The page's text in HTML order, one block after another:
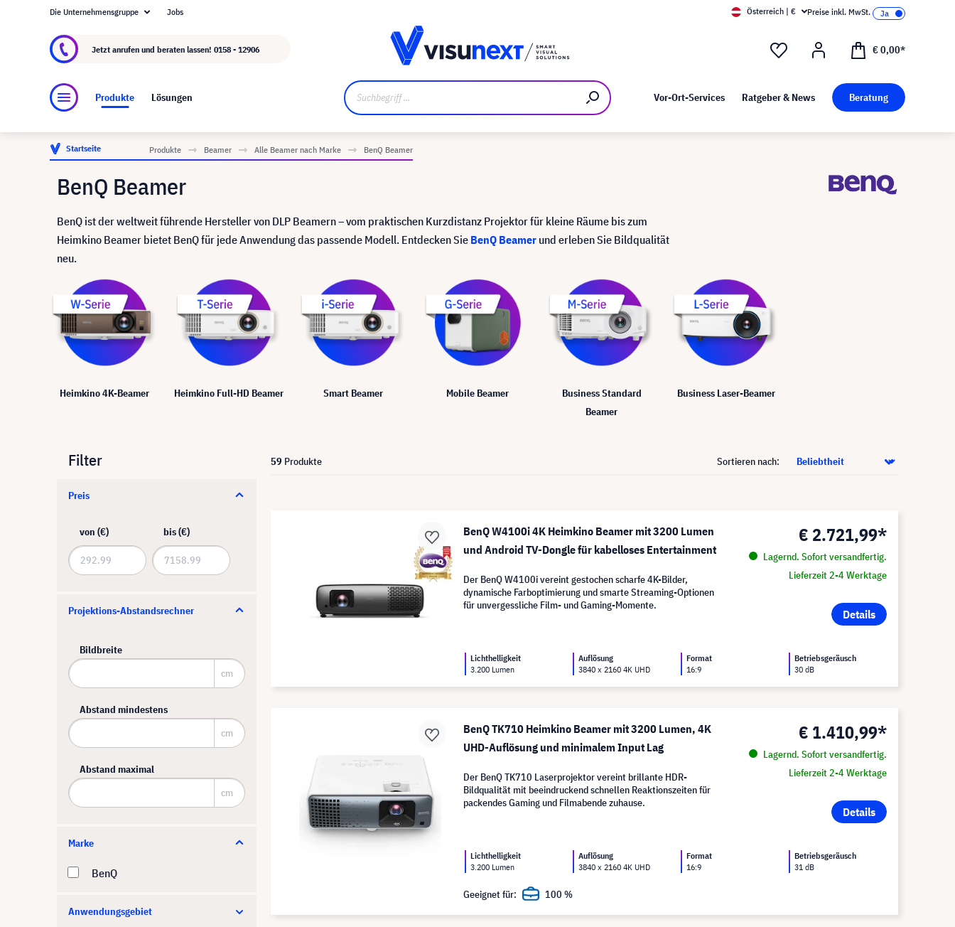
Über visunext.at Kunst bei visunext
Die Unternehmensgruppe Jobs Österreich | € Preise inkl. MwSt.
Jetzt anrufen und beraten lassen! 0158 - 12906 € 0,00*
Produkte Lösungen Vor-Ort-Services Ratgeber & News Beratung
Startseite Produkte Beamer Alle Beamer nach Marke BenQ Beamer
BenQ Beamer
BenQ ist der weltweit führende Hersteller von DLP Beamern – vom praktischen Kurzdistanz Projektor für kleine Räume bis zum
Heimkino Beamer bietet BenQ für jede Anwendung das passende Modell. Entdecken Sie BenQ Beamer und erleben Sie Bildqualität
neu.
Heimkino 4K-Beamer Heimkino Full-HD Beamer Smart Beamer Mobile Beamer
Business Standard
Beamer
Business Laser-Beamer
Filter
Preis
von (€) bis (€)
Projektions-Abstandsrechner
Bildbreite
cm
Abstand mindestens
cm
Abstand maximal
cm
Marke
BenQ
Anwendungsgebiet
59 Produkte Sortieren nach:
BenQ W4100i 4K Heimkino Beamer mit 3200 Lumen
und Android TV-Dongle für kabelloses Entertainment
€ 2.721,99*
Lagernd. Sofort versandfertig.
Lieferzeit 2-4 Werktage
Details
Der BenQ W4100i vereint gestochen scharfe 4K-Bilder,
dynamische Farboptimierung und smarte Streaming-Optionen
für unvergessliche Film- und Gaming-Momente.
Lichthelligkeit
3.200 Lumen
Auflösung
3840 x 2160 4K UHD
Format
16:9
Betriebsgeräusch
30 dB
BenQ TK710 Heimkino Beamer mit 3200 Lumen, 4K
UHD-Auflösung und minimalem Input Lag
€ 1.410,99*
Lagernd. Sofort versandfertig.
Lieferzeit 2-4 Werktage
Details
Der BenQ TK710 Laserprojektor vereint brillante HDR-
Bildqualität mit beeindruckend schnellen Reaktionszeiten für
packendes Gaming und Filmabende zuhause.
Lichthelligkeit
3.200 Lumen
Auflösung
3840 x 2160 4K UHD
Format
16:9
Betriebsgeräusch
31 dB
Geeignet für: 100 %